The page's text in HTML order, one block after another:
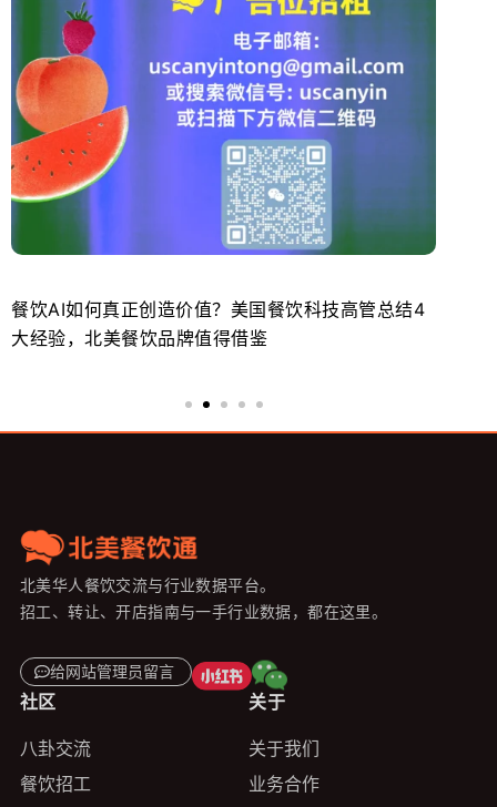
餐饮AI如何真正创造价值？美国餐饮科技高管总结4
大经验，北美餐饮品牌值得借鉴
北美华人餐饮交流与行业数据平台。
招工、转让、开店指南与一手行业数据，都在这里。
给网站管理员留言
社区
八卦交流
餐饮招工
关于
关于我们
业务合作